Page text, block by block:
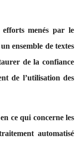
menés par le
ensemble de textes
de la confiance
de l’utilisation des
ce qui concerne les
automatisé